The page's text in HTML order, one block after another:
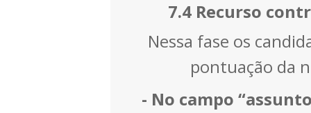
7.4 Recurso
Nessa fase os
pontuação da
- No campo